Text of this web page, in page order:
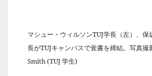
マシュー・ウィルソンTUJ学長（左）、保
長がTUJキャンパスで覚書を締結。写真
Smith (TUJ 学生)